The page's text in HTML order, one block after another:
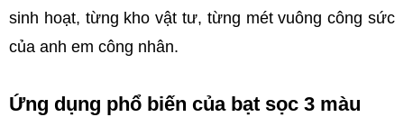
sinh hoạt, từng kho vật tư, từng mét vuông công sức
của anh em công nhân.
Ứng dụng phổ biến của bạt sọc 3 màu